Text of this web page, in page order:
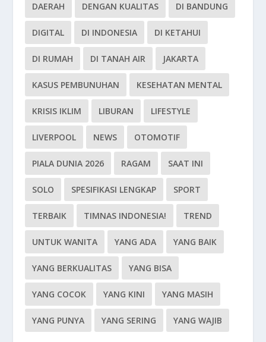
DAERAH DENGAN KUALITAS DI BANDUNG
DIGITAL DI INDONESIA DI KETAHUI
DI RUMAH DI TANAH AIR JAKARTA
KASUS PEMBUNUHAN KESEHATAN MENTAL
KRISIS IKLIM LIBURAN LIFESTYLE
LIVERPOOL NEWS OTOMOTIF
PIALA DUNIA 2026 RAGAM SAAT INI
SOLO SPESIFIKASI LENGKAP SPORT
TERBAIK TIMNAS INDONESIA! TREND
UNTUK WANITA YANG ADA YANG BAIK
YANG BERKUALITAS YANG BISA
YANG COCOK YANG KINI YANG MASIH
YANG PUNYA YANG SERING YANG WAJIB